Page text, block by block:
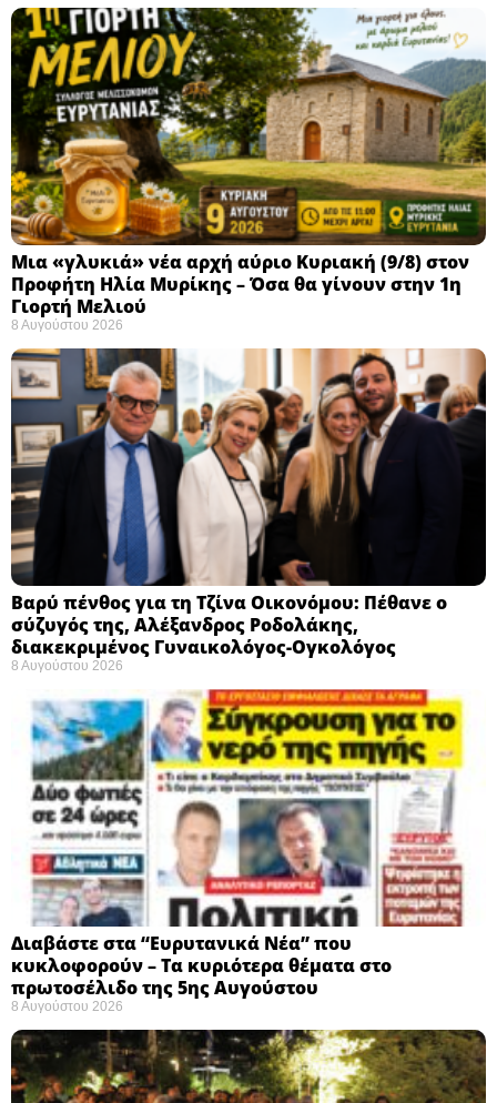
Μια «γλυκιά» νέα αρχή αύριο Κυριακή (9/8) στον
Προφήτη Ηλία Μυρίκης – Όσα θα γίνουν στην 1η
Γιορτή Μελιού
8 Αυγούστου 2026
Βαρύ πένθος για τη Τζίνα Οικονόμου: Πέθανε ο
σύζυγός της, Αλέξανδρος Ροδολάκης,
διακεκριμένος Γυναικολόγος-Ογκολόγος
8 Αυγούστου 2026
Διαβάστε στα “Ευρυτανικά Νέα” που
κυκλοφορούν – Τα κυριότερα θέματα στο
πρωτοσέλιδο της 5ης Αυγούστου
8 Αυγούστου 2026